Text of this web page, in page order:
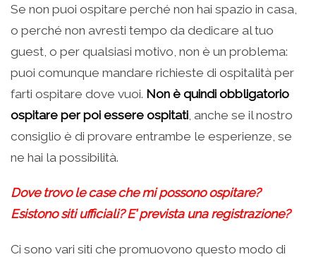
Se non puoi ospitare perché non hai spazio in casa,
o perché non avresti tempo da dedicare al tuo
guest, o per qualsiasi motivo, non è un problema:
puoi comunque mandare richieste di ospitalità per
farti ospitare dove vuoi. Non è quindi obbligatorio
ospitare per poi essere ospitati , anche se il nostro
consiglio è di provare entrambe le esperienze, se
ne hai la possibilità.
Dove trovo le case che mi possono ospitare?
Esistono siti ufficiali? E’ prevista una registrazione?
Ci sono vari siti che promuovono questo modo di